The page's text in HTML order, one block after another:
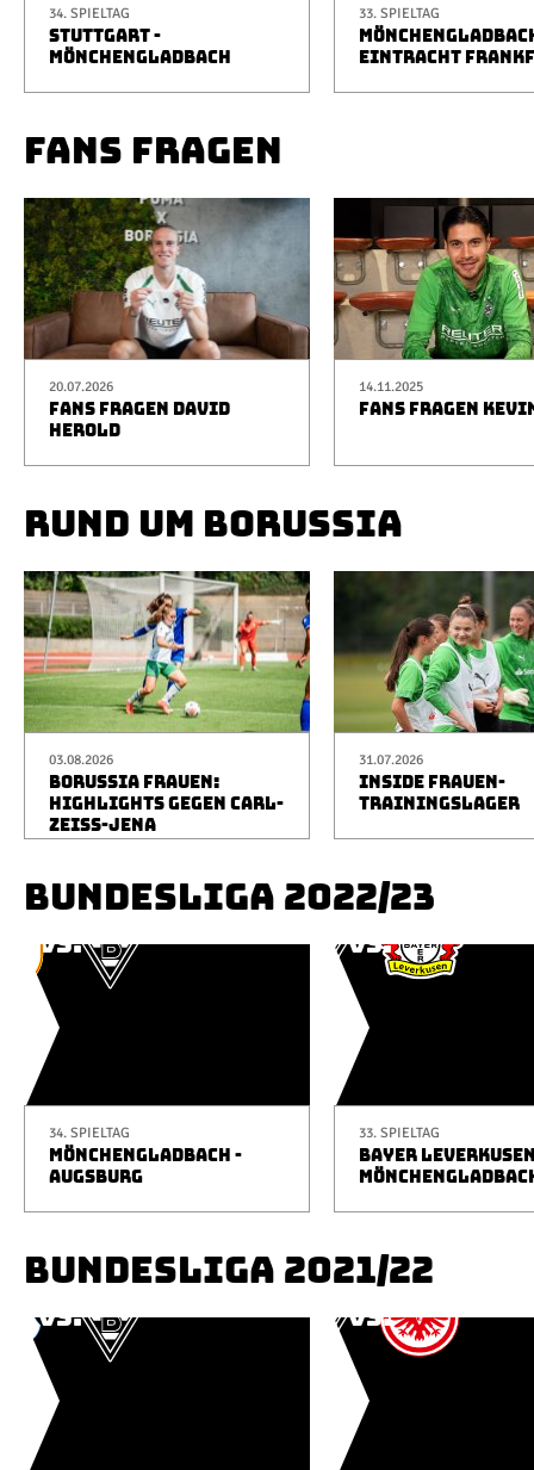
34. SPIELTAG
STUTTGART -
MÖNCHENGLADBACH
33. SPIELTAG
EINTRACHT
FANS FRAGEN
20.07.2026
FANS FRAGEN DAVID
HEROLD
14.11.2025
FANS FRAGEN
RUND UM BORUSSIA
03.08.2026
BORUSSIA FRAUEN:
HIGHLIGHTS GEGEN CARL-
ZEISS-JENA
31.07.2026
INSIDE FRAUEN-
TRAININGSLAGER
BUNDESLIGA 2022/23
34. SPIELTAG
MÖNCHENGLADBACH -
AUGSBURG
33. SPIELTAG
BAYER
BUNDESLIGA 2021/22